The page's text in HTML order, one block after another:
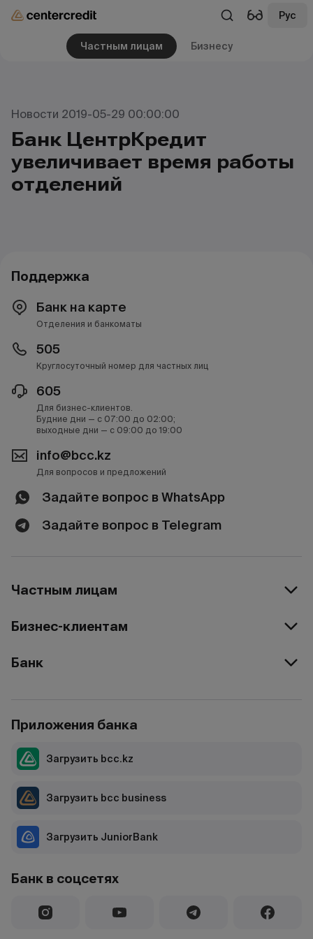
Рус
Частным лицам Бизнесу
Новости 2019-05-29 00:00:00
Банк ЦентрКредит
увеличивает время работы
отделений
Поддержка
Банк на карте
Отделения и банкоматы
505
Круглосуточный номер для частных лиц
605
Для бизнес-клиентов.
Будние дни — с 07:00 до 02:00;
выходные дни — с 09:00 до 19:00
info@bcc.kz
Для вопросов и предложений
Задайте вопрос в WhatsApp
Задайте вопрос в Telegram
Частным лицам
Бизнес-клиентам
Банк
Банк в соцсетях
Приложения банка
Загрузить bcc.kz
Загрузить bcc business
Загрузить JuniorBank